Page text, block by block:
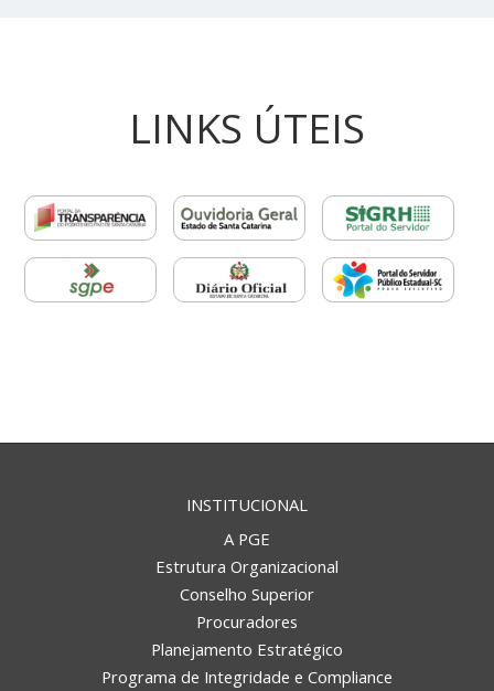
LINKS ÚTEIS
INSTITUCIONAL
A PGE
Estrutura Organizacional
Conselho Superior
Procuradores
Planejamento Estratégico
Programa de Integridade e Compliance